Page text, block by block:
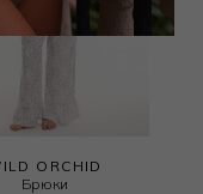
ORCHID
Брюки